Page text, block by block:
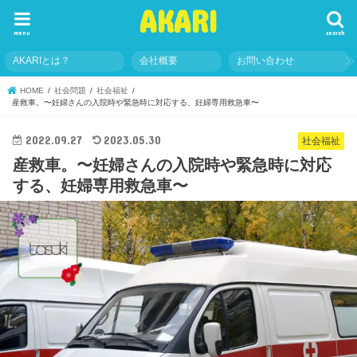
AKARI search
menu
AKARIとは？ 会社概要 お問い合わせ
HOME 社会問題
社会福祉
産救車。〜妊婦さんの入院時や緊急時に対応する、妊婦専用救急車〜
社会福祉
2022.09.27 2023.05.30
産救車。〜妊婦さんの入院時や緊急時に対応
する、妊婦専用救急車〜